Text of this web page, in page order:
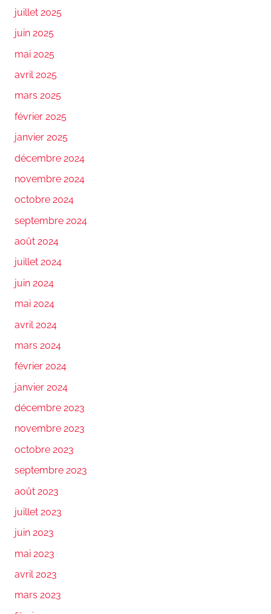
juillet 2025
juin 2025
mai 2025
avril 2025
mars 2025
février 2025
janvier 2025
décembre 2024
novembre 2024
octobre 2024
septembre 2024
août 2024
juillet 2024
juin 2024
mai 2024
avril 2024
mars 2024
février 2024
janvier 2024
décembre 2023
novembre 2023
octobre 2023
septembre 2023
août 2023
juillet 2023
juin 2023
mai 2023
avril 2023
mars 2023